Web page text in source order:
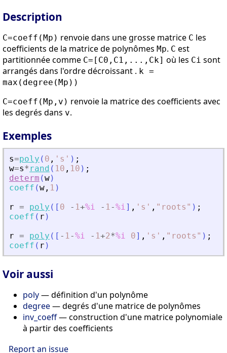
Description
C=coeff(Mp) renvoie dans une grosse matrice C les
coefficients de la matrice de polynômes Mp. C est
partitionnée comme C=[C0,C1,...,Ck] où les Ci sont
arrangés dans l'ordre décroissant . k =
max(degree(Mp))
C=coeff(Mp,v) renvoie la matrice des coefficients avec
les degrés dans v.
Exemples
s=poly ( 0 , ' s ' ) ;
w=s* rand ( 10 , 10 ) ;
determ (w)
coeff (w , 1 )
r = poly ( [ 0 - 1+%i - 1-%i] , ' s ' , " roots " ) ;
coeff ( r )
r = poly ( [ - 1-%i - 1+2*%i 0] , ' s ' , " roots " ) ;
coeff ( r )
Voir aussi
poly— définition d'un polynôme
degree— degrés d'une matrice de polynômes
inv_coeff— construction d'une matrice polynomiale
à partir des coefficients
Report an issue